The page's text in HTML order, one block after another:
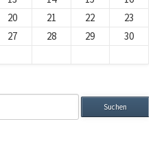
20 21 22
23
27 28 29
30